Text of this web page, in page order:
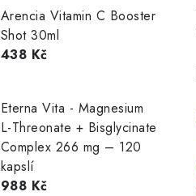
Arencia Vitamin C Booster
Shot 30ml
438 Kč
Eterna Vita - Magnesium
L-Threonate + Bisglycinate
Complex 266 mg – 120
kapslí
988 Kč